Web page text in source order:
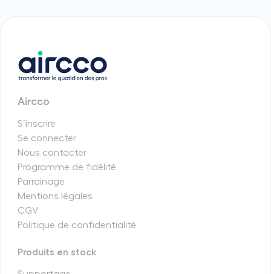
Aircco
S’inscrire
Se connecter
Nous contacter
Programme de fidélité
Parrainage
Mentions légales
CGV
Politique de confidentialité
Produits en stock